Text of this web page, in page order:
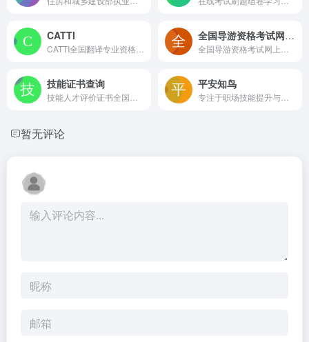
CATTI 全国导游资格考试网上报名系统
技能证书查询 平安知鸟
暂无评论